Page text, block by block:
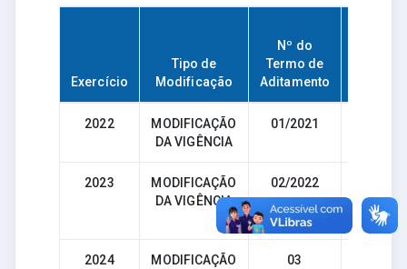
Exercício
Tipo de
Modificação
Nº do
Termo de
Aditamento
2022
MODIFICAÇÃO
DA VIGÊNCIA
01/2021
2023
MODIFICAÇÃO
DA VIGÊNCIA
02/2022
2024
MODIFICAÇÃO
03